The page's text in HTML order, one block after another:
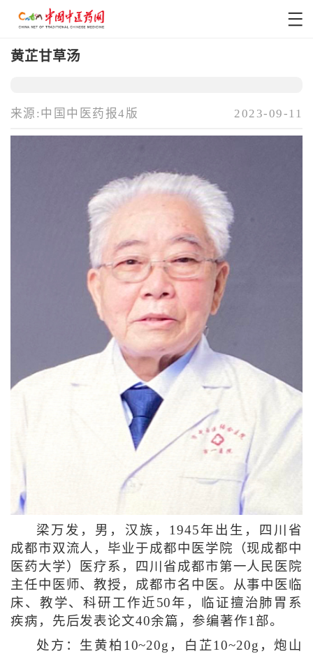
黄芷甘草汤
来源:中国中医药报4版 2023-09-11
梁万发，男，汉族，1945年出生，四川省
成都市双流人，毕业于成都中医学院（现成都中
医药大学）医疗系，四川省成都市第一人民医院
主任中医师、教授，成都市名中医。从事中医临
床、教学、科研工作近50年，临证擅治肺胃系
疾病，先后发表论文40余篇，参编著作1部。
处方：生黄柏10~20g，白芷10~20g，炮山